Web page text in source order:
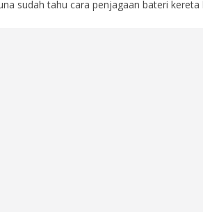
sudah tahu cara penjagaan bateri kereta